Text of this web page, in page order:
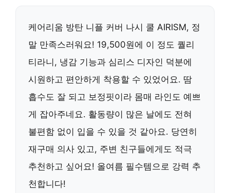
케어리움 방탄 니플 커버 나시 쿨 AIRISM, 정
말 만족스러워요! 19,500원에 이 정도 퀄리
티라니, 냉감 기능과 심리스 디자인 덕분에
시원하고 편안하게 착용할 수 있었어요. 땀
흡수도 잘 되고 보정핏이라 몸매 라인도 예쁘
게 잡아주네요. 활동량이 많은 날에도 전혀
불편함 없이 입을 수 있을 것 같아요. 당연히
재구매 의사 있고, 주변 친구들에게도 적극
추천하고 싶어요! 올여름 필수템으로 강력 추
천합니다!